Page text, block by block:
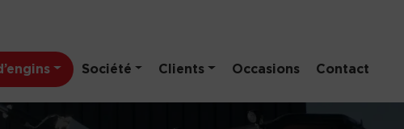
Société Clients Occasions Contact